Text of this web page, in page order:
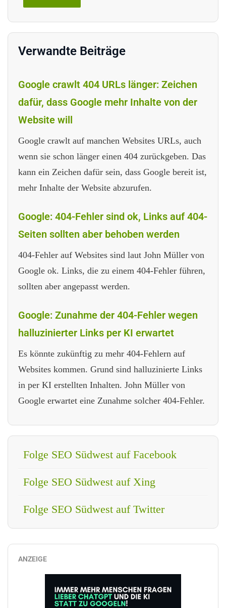
Verwandte Beiträge
Google crawlt 404 URLs länger: Zeichen
dafür, dass Google mehr Inhalte von der
Website will
Google crawlt auf manchen Websites URLs, auch
wenn sie schon länger einen 404 zurückgeben. Das
kann ein Zeichen dafür sein, dass Google bereit ist,
mehr Inhalte der Website abzurufen.
Google: 404-Fehler sind ok, Links auf 404-
Seiten sollten aber behoben werden
404-Fehler auf Websites sind laut John Müller von
Google ok. Links, die zu einem 404-Fehler führen,
sollten aber angepasst werden.
Google: Zunahme der 404-Fehler wegen
halluzinierter Links per KI erwartet
Es könnte zukünftig zu mehr 404-Fehlern auf
Websites kommen. Grund sind halluzinierte Links
in per KI erstellten Inhalten. John Müller von
Google erwartet eine Zunahme solcher 404-Fehler.
Folge SEO Südwest auf Facebook
Folge SEO Südwest auf Xing
Folge SEO Südwest auf Twitter
ANZEIGE